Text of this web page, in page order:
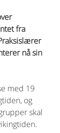
fra
nå sin
med 19
og
skal